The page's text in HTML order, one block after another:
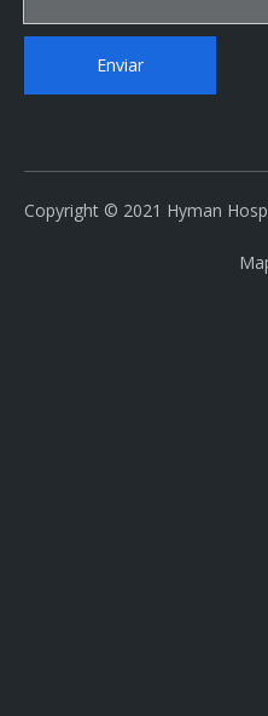
Enviar
Copyright © 2021 Hyman